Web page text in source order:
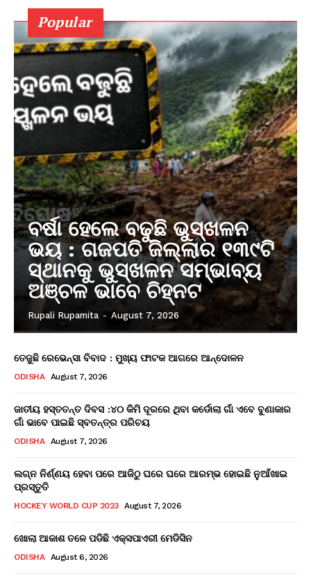
Popular
ବର୍ଷା ହେଲେ ବଢୁଛି ଭୁସ୍ଖଳନ
ଭୟ : ଗଜପତି ଜିଲ୍ଲାର ୧୩୯ଟି
ସ୍ଥାନକୁ ଭୁସ୍ଖଳନ ସମ୍ଭାବ୍ୟ
ଅଞ୍ଚଳ ଭାବେ ଚିହ୍ନଟ
Rupali Rupamita - August 7, 2026
ତେଜୁଛି ରେଭେନ୍ସା ବିବାଦ : ମୁଖ୍ୟ ଫାଟକ ଆଗରେ ଆନ୍ଦୋଳନ
ODISHA August 7, 2026
ଜାତୀୟ ହସ୍ତତନ୍ତ ଦିବସ :୪୦ କିମି ଦୂରରେ ଥିବା କର୍ଡୋଲା ଗାଁ ଏବେ ବୁଣାକାର
ଗାଁ ଭାବେ ପାଇଛି ସ୍ବତନ୍ତ୍ର ପରିଚୟ
ODISHA August 7, 2026
ଲଗ୍ନ ନିର୍ଣ୍ଣୟ ହେବା ପରେ ଆଜିଠୁ ଘରେ ଘରେ ଆରମ୍ଭ ହୋଇଛି ନୁଆଁଖାଇ
ପ୍ରସ୍ତୁତି
HOCKEY WORLD CUP 2023 August 7, 2026
ଖୋଲା ଆକାଶ ତଳେ ପଡିଛି ଏକ୍ସପାଏରୀ ମେଡିସିନ
ODISHA August 6, 2026